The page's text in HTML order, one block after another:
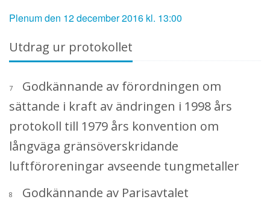
Plenum den 12 december 2016 kl. 13:00
Utdrag ur protokollet
7
Godkännande av förordningen om
sättande i kraft av ändringen i 1998 års
protokoll till 1979 års konvention om
långväga gränsöverskridande
luftföroreningar avseende tungmetaller
8 Godkännande av Parisavtalet